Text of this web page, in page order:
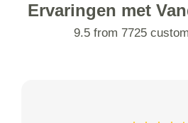
Ervaringen met
9.5 from 7725